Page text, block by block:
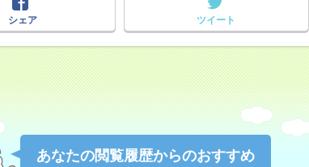
シェア
ツイート
あなたの閲覧履歴からのおすすめ